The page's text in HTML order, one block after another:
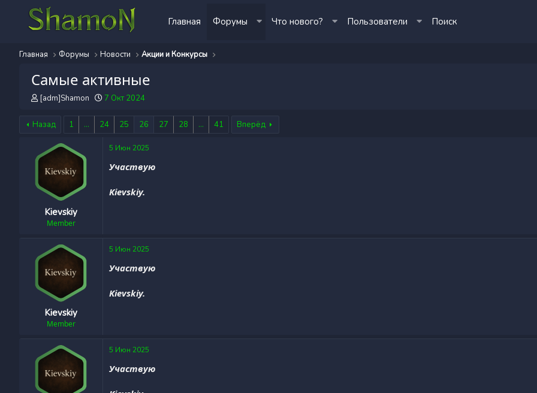
Главная Форумы Что нового? Пользователи Поиск
Главная Форумы Новости Акции и Конкурсы
Самые активные
А
о
т
е
ы
[adm]Shamon
Д
т
а
7 Окт 2024
Назад 1 ... 24 25 26 27 28 ... 41 Вперёд
Kievskiy
Member
5 Июн 2025
Участвую
Kievskiy.
Kievskiy
Member
5 Июн 2025
Участвую
Kievskiy.
5 Июн 2025
Участвую